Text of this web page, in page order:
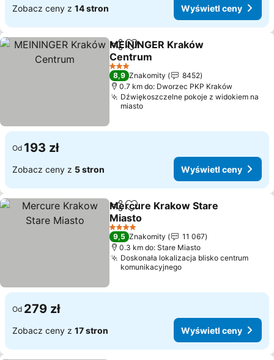
Zobacz ceny z 14 stron Wyświetl ceny
Udostępnij
Dodaj do ulubionych
MEININGER Kraków
Centrum
3 Kategoria
8,9 Znakomity
8452
0.7 km do: Dworzec PKP Kraków
Dźwiękoszczelne pokoje z widokiem na
miasto
Od 193 zł
Zobacz ceny z 5 stron Wyświetl ceny
Udostępnij
Dodaj do ulubionych
Mercure Krakow Stare
Miasto
4 Kategoria
9,5 Znakomity
11 067
0.3 km do: Stare Miasto
Doskonała lokalizacja blisko centrum
komunikacyjnego
Od 279 zł
Zobacz ceny z 17 stron Wyświetl ceny